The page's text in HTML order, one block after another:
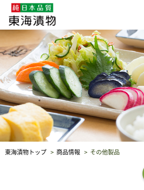
企業・採用情報
東海漬物トップ 商品情報 その他製品